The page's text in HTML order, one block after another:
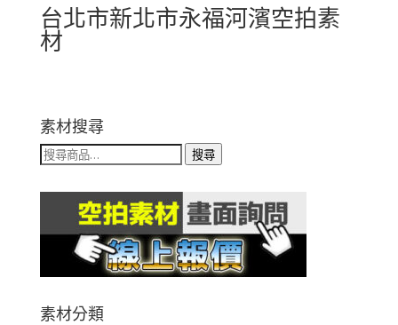
台北市新北市永福河濱空拍素
材
素材搜尋
搜
尋 搜尋
素材分類